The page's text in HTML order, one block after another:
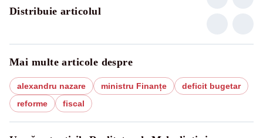
Distribuie articolul
Mai multe articole despre
alexandru nazare ministru Finanțe
deficit bugetar
reforme
fiscal